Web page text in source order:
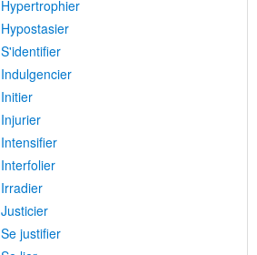
Hypertrophier
Hypostasier
S'identifier
Indulgencier
Initier
Injurier
Intensifier
Interfolier
Irradier
Justicier
Se justifier